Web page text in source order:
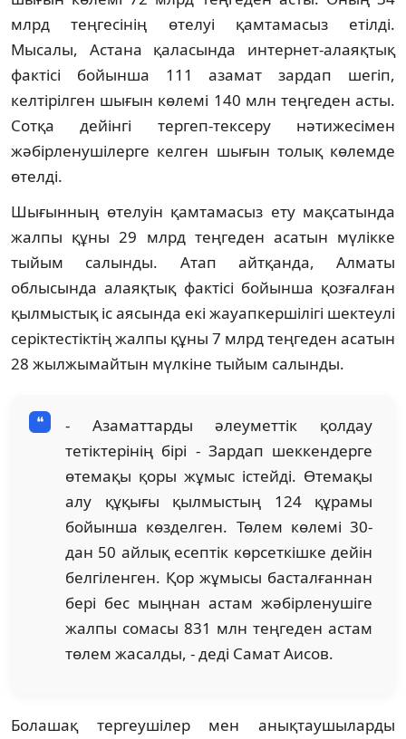
млрд теңгесінің өтелуі қамтамасыз етілді.
Мысалы, Астана қаласында интернет-алаяқтық
фактісі бойынша 111 азамат зардап шегіп,
келтірілген шығын көлемі 140 млн теңгеден асты.
Сотқа дейінгі тергеп-тексеру нәтижесімен
жәбірленушілерге келген шығын толық көлемде
өтелді.
Шығынның өтелуін қамтамасыз ету мақсатында
жалпы құны 29 млрд теңгеден асатын мүлікке
тыйым салынды. Атап айтқанда, Алматы
облысында алаяқтық фактісі бойынша қозғалған
қылмыстық іс аясында екі жауапкершілігі шектеулі
серіктестіктің жалпы құны 7 млрд теңгеден асатын
28 жылжымайтын мүлкіне тыйым салынды.
- Азаматтарды әлеуметтік қолдау
тетіктерінің бірі - Зардап шеккендерге
өтемақы қоры жұмыс істейді. Өтемақы
алу құқығы қылмыстың 124 құрамы
бойынша көзделген. Төлем көлемі 30-
дан 50 айлық есептік көрсеткішке дейін
белгіленген. Қор жұмысы басталғаннан
бері бес мыңнан астам жәбірленушіге
жалпы сомасы 831 млн теңгеден астам
төлем жасалды, - деді Самат Аисов.
Болашақ тергеушілер мен анықтаушыларды